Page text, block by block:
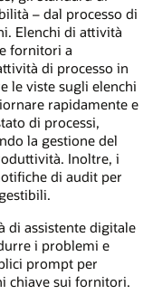
– dal processo di
Elenchi di attività
fornitori a
di processo in
le viste sugli elenchi
rapidamente e
di processi,
la gestione del
Inoltre, i
di audit per
di assistente digitale
i problemi e
prompt per
chiave sui fornitori.